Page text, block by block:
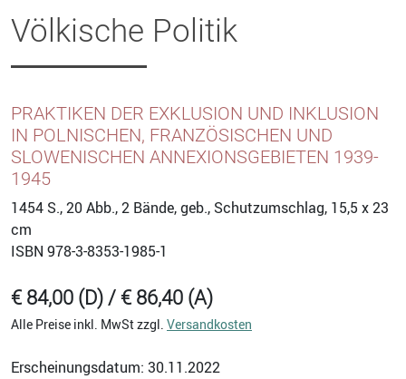
Völkische Politik
PRAKTIKEN DER EXKLUSION UND INKLUSION
IN POLNISCHEN, FRANZÖSISCHEN UND
SLOWENISCHEN ANNEXIONSGEBIETEN 1939-
1945
1454 S., 20 Abb., 2 Bände, geb., Schutzumschlag, 15,5 x 23
cm
ISBN 978-3-8353-1985-1
€ 84,00 (D) / € 86,40 (A)
Alle Preise inkl. MwSt zzgl. Versandkosten
Erscheinungsdatum: 30.11.2022